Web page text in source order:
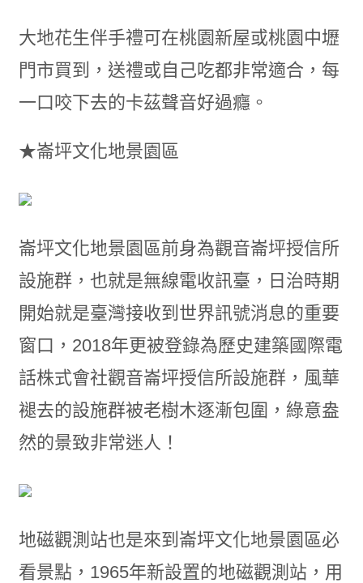
大地花生伴手禮可在桃園新屋或桃園中壢
門市買到，送禮或自己吃都非常適合，每
一口咬下去的卡茲聲音好過癮。
★崙坪文化地景園區
崙坪文化地景園區前身為觀音崙坪授信所
設施群，也就是無線電收訊臺，日治時期
開始就是臺灣接收到世界訊號消息的重要
窗口，2018年更被登錄為歷史建築國際電
話株式會社觀音崙坪授信所設施群，風華
褪去的設施群被老樹木逐漸包圍，綠意盎
然的景致非常迷人！
地磁觀測站也是來到崙坪文化地景園區必
看景點，1965年新設置的地磁觀測站，用